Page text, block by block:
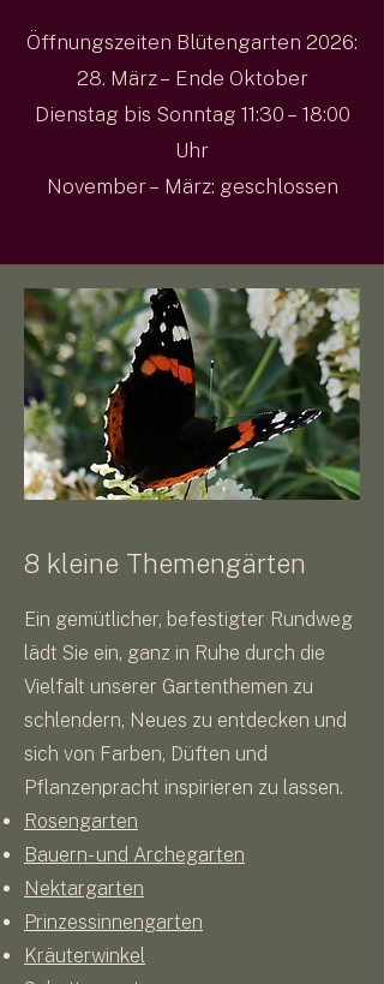
Öffnungszeiten Blütengarten 2026:
28. März – Ende Oktober
Dienstag bis Sonntag 11:30 – 18:00
Uhr
November – März: geschlossen
8 kleine Themengärten
Ein gemütlicher, befestigter Rundweg
lädt Sie ein, ganz in Ruhe durch die
Vielfalt unserer Gartenthemen zu
schlendern, Neues zu entdecken und
sich von Farben, Düften und
Pflanzenpracht inspirieren zu lassen.
Rosengarten
Bauern- und Archegarten
Nektargarten
Prinzessinnengarten
Kräuterwinkel